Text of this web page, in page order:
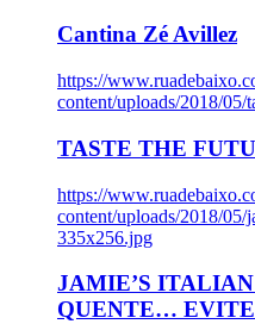
Cantina Zé Avillez
https://
content/uploads/2018/05/
TASTE THE
https://
content/uploads/2018/
335x256.jpg
JAMIE’S
QUENTE…